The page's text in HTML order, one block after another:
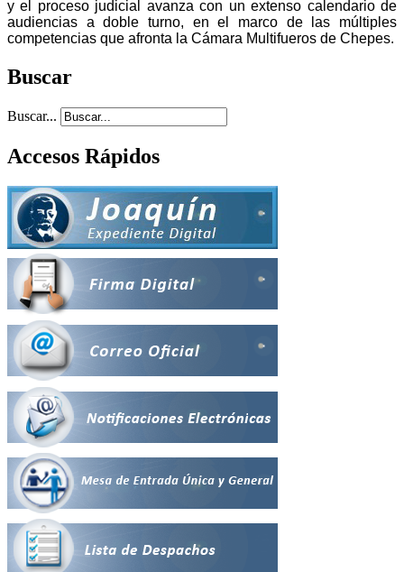
y el proceso judicial avanza con un extenso calendario de
audiencias a doble turno, en el marco de las múltiples
competencias que afronta la Cámara Multifueros de Chepes.
Buscar
Buscar...
Accesos Rápidos